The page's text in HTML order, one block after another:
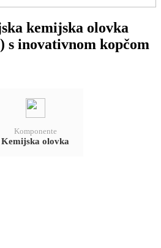
kemijska olovka
inovativnom kopčom
Komponente
Kemijska olovka